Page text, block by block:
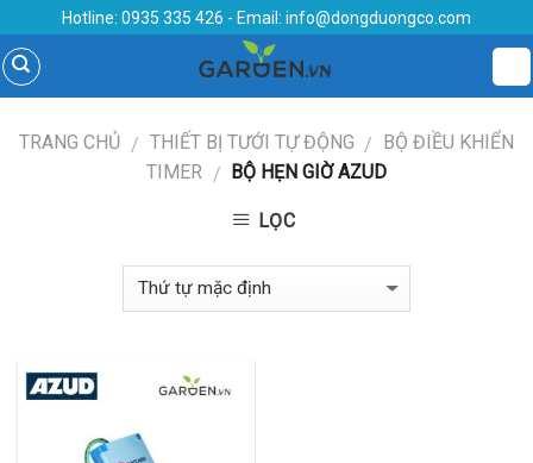
to
content
Hotline: 0935 335 426 - Email: info@dongduongco.com
TRANG CHỦ / THIẾT BỊ TƯỚI TỰ ĐỘNG / BỘ ĐIỀU KHIỂN
TIMER / BỘ HẸN GIỜ AZUD
LỌC